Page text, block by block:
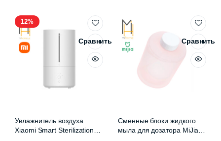
12%
Сравнить
Увлажнитель воздуха
Xiaomi Smart Sterilization
Сравнить
Сменные блоки жидкого
мыла для дозатора MiJia